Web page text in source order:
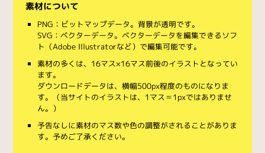
素材について
PNG：ビットマップデータ。背景が透明です。
SVG：ベクターデータ。ベクターデータを編集できるソフ
ト（Adobe Illustratorなど）で編集可能です。
素材の多くは、16マス×16マス前後のイラストとなってい
ます。
ダウンロードデータは、横幅500px程度のものになりま
す。（当サイトのイラストは、1マス＝1pxではありませ
ん。）
予告なしに素材のマス数や色の調整がされることがありま
す。予めご了承ください。